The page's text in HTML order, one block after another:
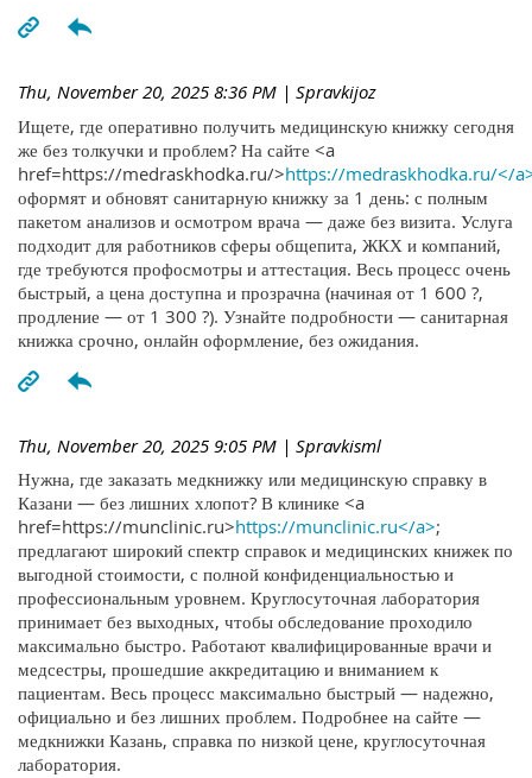
Thu, November 20, 2025 8:36 PM | Spravkijoz
Ищете, где оперативно получить медицинскую книжку сегодня
же без толкучки и проблем? На сайте <a
href=https://medraskhodka.ru/>https://medraskhodka.ru/</
оформят и обновят санитарную книжку за 1 день: с полным
пакетом анализов и осмотром врача — даже без визита. Услуга
подходит для работников сферы общепита, ЖКХ и компаний,
где требуются профосмотры и аттестация. Весь процесс очень
быстрый, а цена доступна и прозрачна (начиная от 1 600 ?,
продление — от 1 300 ?). Узнайте подробности — санитарная
книжка срочно, онлайн оформление, без ожидания.
Thu, November 20, 2025 9:05 PM | Spravkisml
Нужна, где заказать медкнижку или медицинскую справку в
Казани — без лишних хлопот? В клинике <a
href=https://munclinic.ru>https://munclinic.ru</a>;
предлагают широкий спектр справок и медицинских книжек по
выгодной стоимости, с полной конфиденциальностью и
профессиональным уровнем. Круглосуточная лаборатория
принимает без выходных, чтобы обследование проходило
максимально быстро. Работают квалифицированные врачи и
медсестры, прошедшие аккредитацию и вниманием к
пациентам. Весь процесс максимально быстрый — надежно,
официально и без лишних проблем. Подробнее на сайте —
медкнижки Казань, справка по низкой цене, круглосуточная
лаборатория.